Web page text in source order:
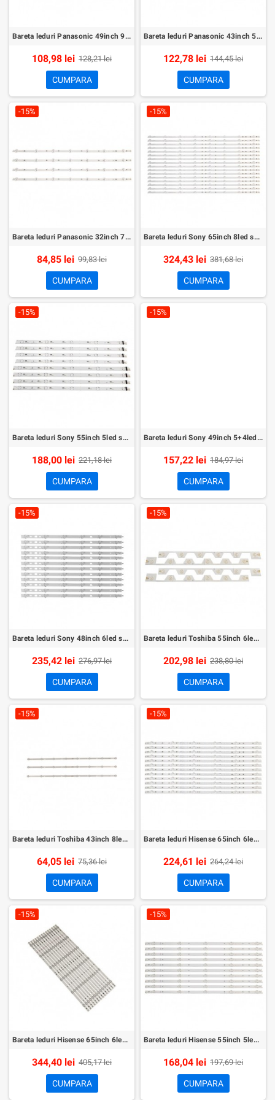
Bareta leduri Panasonic 49inch 9led set 4buc
108,98 lei 128,21 lei
CUMPARA
Bareta leduri Panasonic 43inch 5led set 8buc
122,78 lei 144,45 lei
CUMPARA
-15%
Bareta leduri Panasonic 32inch 7led set 4buc
84,85 lei 99,83 lei
CUMPARA
-15%
Bareta leduri Sony 65inch 8led set 16buc
324,43 lei 381,68 lei
CUMPARA
-15%
Bareta leduri Sony 55inch 5led set 10buc
188,00 lei 221,18 lei
CUMPARA
-15%
Bareta leduri Sony 49inch 5+4led set 8buc
157,22 lei 184,97 lei
CUMPARA
-15%
Bareta leduri Sony 48inch 6led set 12buc
235,42 lei 276,97 lei
CUMPARA
-15%
Bareta leduri Toshiba 55inch 6led set 10buc
202,98 lei 238,80 lei
CUMPARA
-15%
Bareta leduri Toshiba 43inch 8led set 3buc
64,05 lei 75,36 lei
CUMPARA
-15%
Bareta leduri Hisense 65inch 6led set 12buc
224,61 lei 264,24 lei
CUMPARA
-15%
Bareta leduri Hisense 65inch 6led set 14buc
344,40 lei 405,17 lei
CUMPARA
-15%
Bareta leduri Hisense 55inch 5led set 10buc
168,04 lei 197,69 lei
CUMPARA